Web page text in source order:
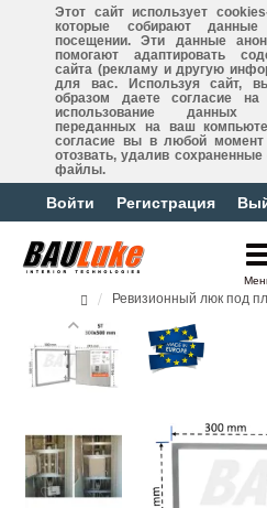
Этот сайт использует
которые собирают
посещении. Эти данные
помогают адаптировать
сайта (рекламу и другую
для вас. Используя сайт,
образом даете согласие
использование данных
переданных на ваш
согласие вы в любой
отозвать, удалив
файлы.
Войти Регистрация
Ревизионный люк под